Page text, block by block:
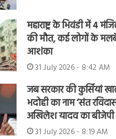
महाराष्ट्र के भिवंडी में 4
की मौत, कई लोगों के
आशंका
31 July 2026 - 8:42 AM
जब सरकार की कुर्सियां
भदोही का नाम ‘संत
अखिलेश यादव का
31 July 2026 - 8:19 AM